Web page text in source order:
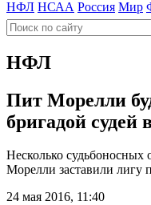
НФЛ НСАА Россия Мир
НФЛ
Пит Морелли
бригадой судей
Несколько
Морелли заставили лигу
24 мая 2016, 11:40